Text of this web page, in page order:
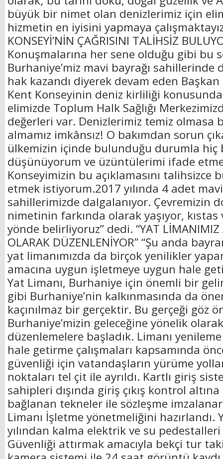
büyük bir nimet olan denizlerimiz için
hizmetin en iyisini yapmaya
KONSEYİ’NİN ÇAĞRISINI TALİHSİZ
Konuşmalarına her sene olduğu gibi bu
Burhaniye’miz mavi bayrağı sahillerinde
hak kazandı diyerek devam eden
Kent Konseyinin deniz kirliliği konusunda
elimizde Toplum Halk Sağlığı
değerleri var. Denizlerimiz temiz olmasa
almamız imkânsız! O bakımdan sorun
ülkemizin içinde bulunduğu durumla hiç
düşünüyorum ve üzüntülerimi ifade
Konseyimizin bu açıklamasını talihsizce
etmek istiyorum.2017 yılında 4 adet
sahillerimizde dalgalanıyor. Çevremizin
nimetinin farkında olarak yaşıyor,
yönde belirliyoruz” dedi. “YAT LİMANIMIZ
OLARAK DÜZENLENİYOR” “Şu anda
yat limanımızda da birçok yenilikler
amacına uygun işletmeye uygun hale
Yat Limanı, Burhaniye için önemli bir
gibi Burhaniye’nin kalkınmasında da
kaçınılmaz bir gerçektir. Bu gerçeği göz
Burhaniye’mizin geleceğine yönelik
düzenlemelere başladık. Limanı
hale getirme çalışmaları kapsamında
güvenliği için vatandaşların yürüme
noktaları tel çit ile ayrıldı. Kartlı giriş
sahipleri dışında giriş çıkış kontrol altına
bağlanan tekneler ile sözleşme
Limanı İşletme yönetmeliğini hazırlandı.
yılından kalma elektrik ve su
Güvenliği attırmak amacıyla bekçi tur